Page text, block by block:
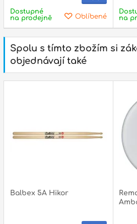
Oblíbené
Dostupné
na prodejně
na
Spolu s tímto zbožím si
objednávají také
Balbex 5A Hikor